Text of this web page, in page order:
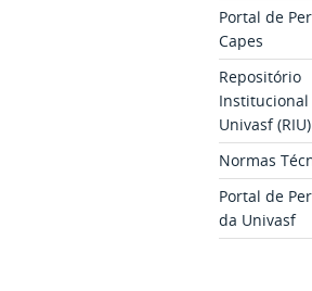
Portal de
Capes
Repositório
Institucional
Univasf (RIU)
Normas
Portal de
da Univasf